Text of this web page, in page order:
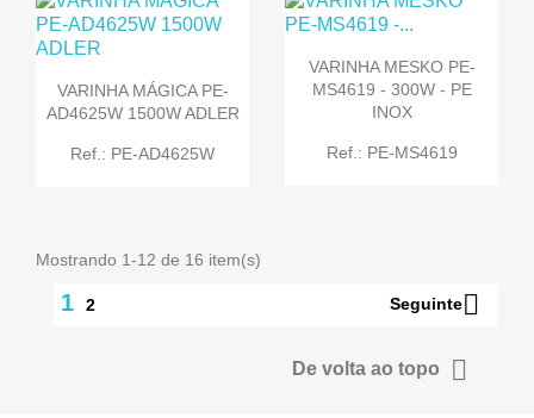
VARINHA MÁGICA PE-
AD4625W 1500W ADLER
Ref.: PE-AD4625W
VARINHA MESKO PE-
MS4619 - 300W - PE
INOX
Ref.: PE-MS4619
Mostrando 1-12 de 16 item(s)
1 2 Seguinte
De volta ao topo 